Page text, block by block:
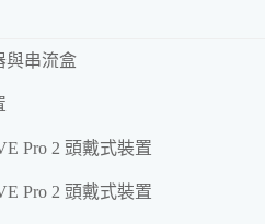
與串流盒
Pro 2 頭戴式裝置
Pro 2 頭戴式裝置